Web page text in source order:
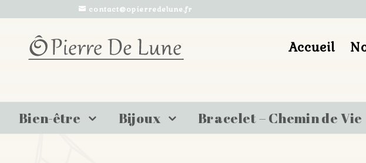
contact@opierredelune.fr
Accueil
Bien-être Bijoux Bracelet – Chemin de Vie